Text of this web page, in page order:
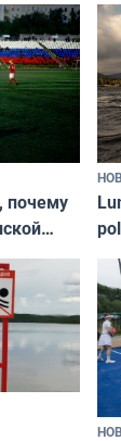
почему
остался